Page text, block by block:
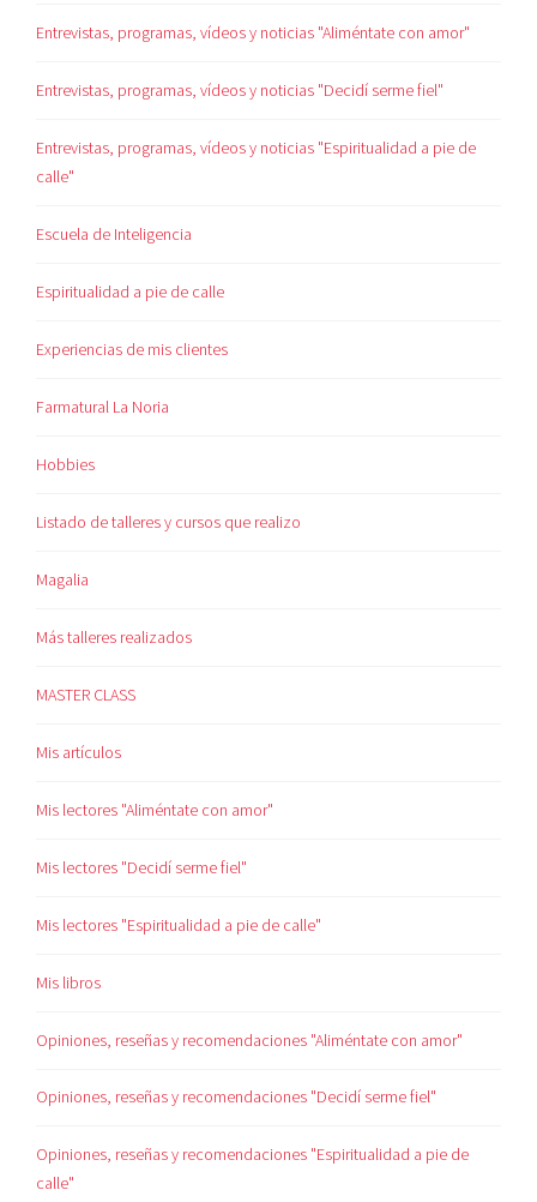
Entrevistas, programas, vídeos y noticias "Aliméntate con amor"
Entrevistas, programas, vídeos y noticias "Decidí serme fiel"
Entrevistas, programas, vídeos y noticias "Espiritualidad a pie de
calle"
Escuela de Inteligencia
Espiritualidad a pie de calle
Experiencias de mis clientes
Farmatural La Noria
Hobbies
Listado de talleres y cursos que realizo
Magalia
Más talleres realizados
MASTER CLASS
Mis artículos
Mis lectores "Aliméntate con amor"
Mis lectores "Decidí serme fiel"
Mis lectores "Espiritualidad a pie de calle"
Mis libros
Opiniones, reseñas y recomendaciones "Aliméntate con amor"
Opiniones, reseñas y recomendaciones "Decidí serme fiel"
Opiniones, reseñas y recomendaciones "Espiritualidad a pie de
calle"